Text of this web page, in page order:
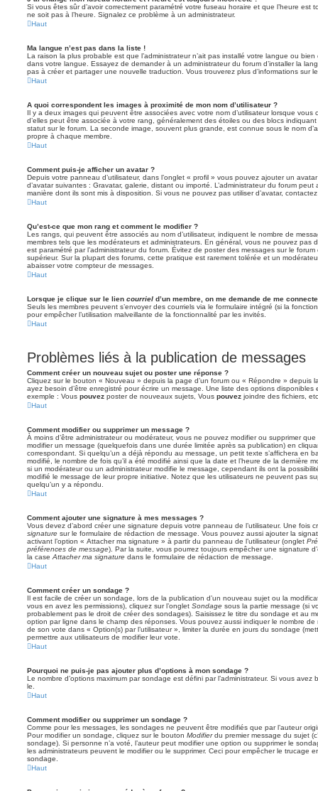
Si vous êtes sûr d’avoir correctement paramétré votre fuseau horaire et que l’heure est
ne soit pas à l’heure. Signalez ce problème à un administrateur.
Haut
Ma langue n’est pas dans la liste !
La raison la plus probable est que l’administrateur n’ait pas installé votre langue ou
dans votre langue. Essayez de demander à un administrateur du forum d’installer la
pas à créer et partager une nouvelle traduction. Vous trouverez plus d’informations sur
Haut
A quoi correspondent les images à proximité de mon nom d’utilisateur ?
Il y a deux images qui peuvent être associées avec votre nom d’utilisateur lorsque vous
d’elles peut être associée à votre rang, généralement des étoiles ou des blocs
statut sur le forum. La seconde image, souvent plus grande, est connue sous le nom
propre à chaque membre.
Haut
Comment puis-je afficher un avatar ?
Depuis votre panneau d’utilisateur, dans l’onglet « profil » vous pouvez ajouter un
d’avatar suivantes : Gravatar, galerie, distant ou importé. L’administrateur du forum
manière dont ils sont mis à disposition. Si vous ne pouvez pas utiliser d’avatar,
Haut
Qu’est-ce que mon rang et comment le modifier ?
Les rangs, qui peuvent être associés au nom d’utilisateur, indiquent le nombre de
membres tels que les modérateurs et administrateurs. En général, vous ne pouvez pas
est paramétré par l’administrateur du forum. Évitez de poster des messages sur le
supérieur. Sur la plupart des forums, cette pratique est rarement tolérée et un
abaisser votre compteur de messages.
Haut
Lorsque je clique sur le lien courriel d’un membre, on me demande de me
Seuls les membres peuvent s’envoyer des courriels via le formulaire intégré (si la
pour empêcher l’utilisation malveillante de la fonctionnalité par les invités.
Haut
Problèmes liés à la publication de messages
Comment créer un nouveau sujet ou poster une réponse ?
Cliquez sur le bouton « Nouveau » depuis la page d’un forum ou « Répondre » depuis
ayez besoin d’être enregistré pour écrire un message. Une liste des options
exemple : Vous pouvez poster de nouveaux sujets, Vous pouvez joindre des fichiers,
Haut
Comment modifier ou supprimer un message ?
À moins d’être administrateur ou modérateur, vous ne pouvez modifier ou supprimer
modifier un message (quelquefois dans une durée limitée après sa publication) en
correspondant. Si quelqu’un a déjà répondu au message, un petit texte s’affichera en
modifié, le nombre de fois qu’il a été modifié ainsi que la date et l’heure de la dernière
si un modérateur ou un administrateur modifie le message, cependant ils ont la
modifié le message de leur propre initiative. Notez que les utilisateurs ne peuvent pas
quelqu’un y a répondu.
Haut
Comment ajouter une signature à mes messages ?
Vous devez d’abord créer une signature depuis votre panneau de l’utilisateur. Une fois
signature sur le formulaire de rédaction de message. Vous pouvez aussi ajouter la
activant l’option « Attacher ma signature » à partir du panneau de l’utilisateur (onglet
préférences de message). Par la suite, vous pourrez toujours empêcher une signature
la case Attacher ma signature dans le formulaire de rédaction de message.
Haut
Comment créer un sondage ?
Il est facile de créer un sondage, lors de la publication d’un nouveau sujet ou la
vous en avez les permissions), cliquez sur l’onglet Sondage sous la partie message (si
probablement pas le droit de créer des sondages). Saisissez le titre du sondage et au
option par ligne dans le champ des réponses. Vous pouvez aussi indiquer le nombre de
de son vote dans « Option(s) par l’utilisateur », limiter la durée en jours du sondage
permettre aux utilisateurs de modifier leur vote.
Haut
Pourquoi ne puis-je pas ajouter plus d’options à mon sondage ?
Le nombre d’options maximum par sondage est défini par l’administrateur. Si vous avez
le.
Haut
Comment modifier ou supprimer un sondage ?
Comme pour les messages, les sondages ne peuvent être modifiés que par l’auteur
Pour modifier un sondage, cliquez sur le bouton Modifierdu premier message du sujet
sondage). Si personne n’a voté, l’auteur peut modifier une option ou supprimer le
les administrateurs peuvent le modifier ou le supprimer. Ceci pour empêcher le trucage
sondage.
Haut